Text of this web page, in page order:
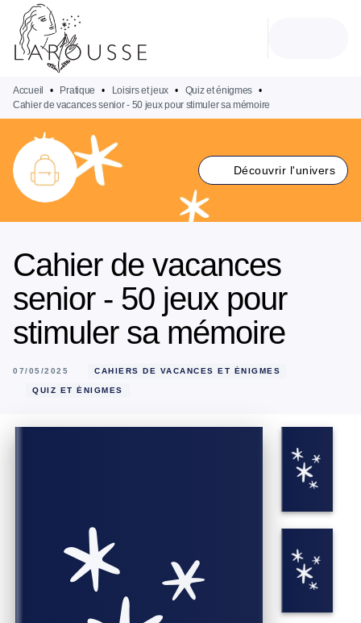
MENU
PIED DE PAGE
Accueil • Pratique • Loisirs et jeux • Quiz et énigmes •
Cahier de vacances senior - 50 jeux pour stimuler sa mémoire
Découvrir l'univers
Cahier de vacances
senior - 50 jeux pour
stimuler sa mémoire
07/05/2025 CAHIERS DE VACANCES ET ÉNIGMES
QUIZ ET ÉNIGMES